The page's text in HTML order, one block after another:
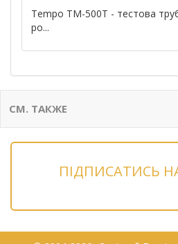
Tempo TM-500T - тестова
ро...
СМ. ТАКЖЕ
ПІДПИСАТИСЬ